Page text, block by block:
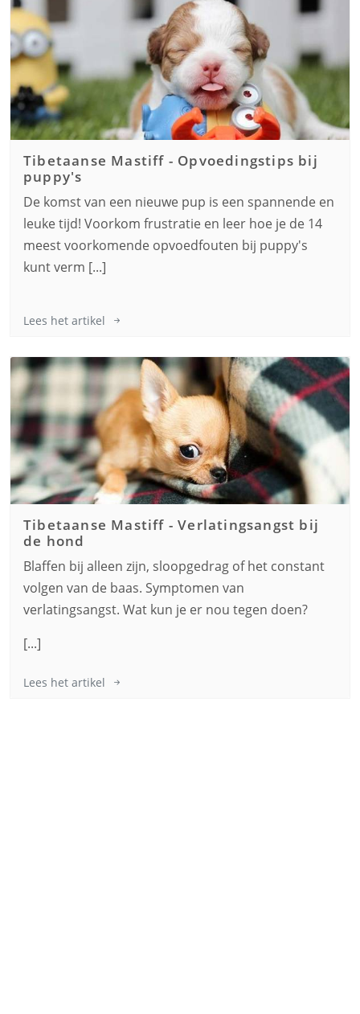
Tibetaanse Mastiff - Opvoedingstips bij
puppy's
De komst van een nieuwe pup is een spannende en
leuke tijd! Voorkom frustratie en leer hoe je de 14
meest voorkomende opvoedfouten bij puppy's
kunt verm [...]
Lees het artikel
Tibetaanse Mastiff -Verlatingsangst bij
de hond
Blaffen bij alleen zijn, sloopgedrag of het constant
volgen van de baas. Symptomen van
verlatingsangst. Wat kun je er nou tegen doen?
[...]
Lees het artikel